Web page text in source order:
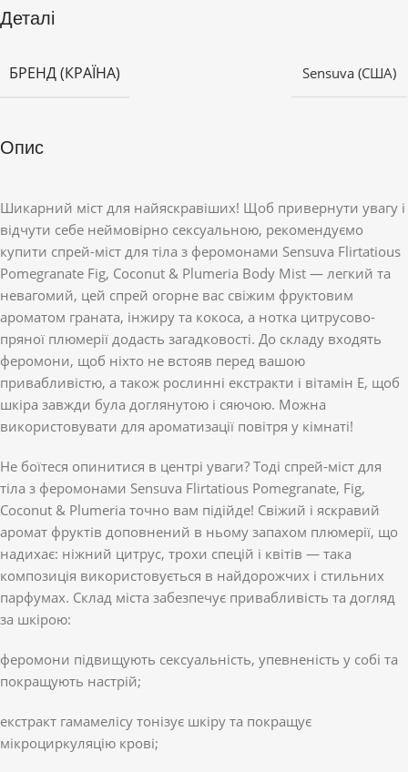
Деталі
БРЕНД (КРАЇНА) Sensuva (США)
Опис
Шикарний міст для найяскравіших! Щоб привернути увагу і
відчути себе неймовірно сексуальною, рекомендуємо
купити спрей-міст для тіла з феромонами Sensuva Flirtatious
Pomegranate Fig, Coconut & Plumeria Body Mist — легкий та
невагомий, цей спрей огорне вас свіжим фруктовим
ароматом граната, інжиру та кокоса, а нотка цитрусово-
пряної плюмерії додасть загадковості. До складу входять
феромони, щоб ніхто не встояв перед вашою
привабливістю, а також рослинні екстракти і вітамін Е, щоб
шкіра завжди була доглянутою і сяючою. Можна
використовувати для ароматизації повітря у кімнаті!
Не боїтеся опинитися в центрі уваги? Тоді спрей-міст для
тіла з феромонами Sensuva Flirtatious Pomegranate, Fig,
Coconut & Plumeria точно вам підійде! Свіжий і яскравий
аромат фруктів доповнений в ньому запахом плюмерії, що
надихає: ніжний цитрус, трохи спецій і квітів — така
композиція використовується в найдорожчих і стильних
парфумах. Склад міста забезпечує привабливість та догляд
за шкірою:
феромони підвищують сексуальність, упевненість у собі та
покращують настрій;
екстракт гамамелісу тонізує шкіру та покращує
мікроциркуляцію крові;